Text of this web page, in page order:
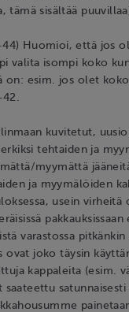
tämä sisältää
44) Huomioi, että jos
valita isompi koko
on: esim. jos olet
kuvitetut,
tehtaiden ja
myymättä
ja myymälöiden
usein virheitä
varastossa pitkänkin
ovat joko täysin
kappaleita (esim.
satunnaisesti